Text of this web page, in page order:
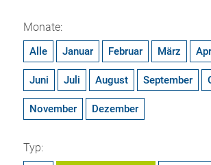
Monate:
Alle Januar Februar März
Juni Juli August September
November Dezember
Typ: